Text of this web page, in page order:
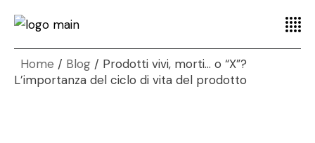
Home Blog
Prodotti vivi, morti… o “X”?
L’importanza del ciclo di vita del prodotto